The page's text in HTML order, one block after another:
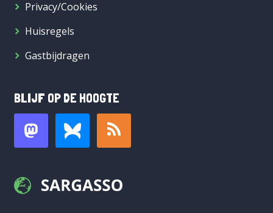
Privacy/Cookies
Huisregels
Gastbijdragen
BLIJF OP DE HOOGTE